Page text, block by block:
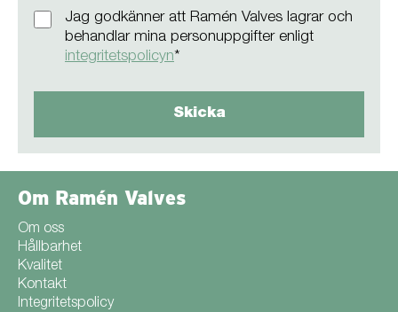
Jag godkänner att Ramén Valves lagrar och
behandlar mina personuppgifter enligt
integritetspolicyn*
Om Ramén Valves
Om oss
Hållbarhet
Kvalitet
Kontakt
Integritetspolicy